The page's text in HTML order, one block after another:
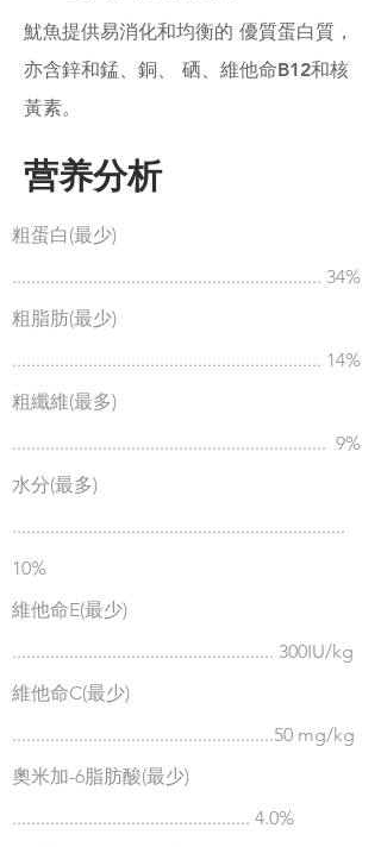
魷魚提供易消化和均衡的 優質蛋白質，
亦含鋅和錳、銅、 硒、維他命B12和核
黃素。
营养分析
粗蛋白(最少)
................................................................. 34%
粗脂肪(最少)
................................................................. 14%
粗纖維(最多)
.................................................................. 9%
水分(最多)
......................................................................
10%
維他命E(最少)
....................................................... 300IU/kg
維他命C(最少)
.......................................................50 mg/kg
奧米加-6脂肪酸(最少)
.................................................. 4.0%